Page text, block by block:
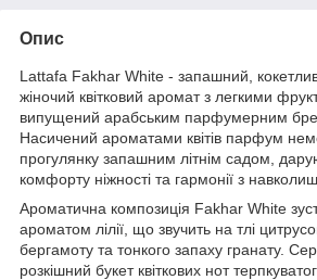
Опис
Lattafa Fakhar White - запашний,
жіночий квітковий аромат з легкими
випущений арабським парфумерним
Насичений ароматами квітів парфум
прогулянку запашним літнім садом,
комфорту ніжності та гармонії з
Ароматична композиція Fakhar White
ароматом лілії, що звучить на тлі
бергамоту та тонкого запаху гранату.
розкішний букет квіткових нот